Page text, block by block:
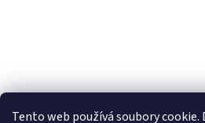
Tento web používá soubory